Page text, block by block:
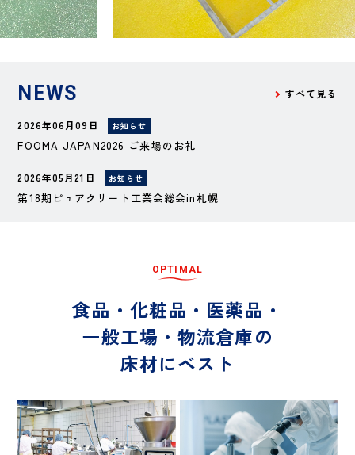
NEWS すべて見る
2026年06月09日 お知らせ
FOOMA JAPAN2026 ご来場のお礼
2026年05月21日 お知らせ
第18期ピュアクリート工業会総会in札幌
O PT M A L
食品 ・ 化粧品 ・ 医薬品 ・
一般工場 ・ 物流倉庫の
床材にベス ト